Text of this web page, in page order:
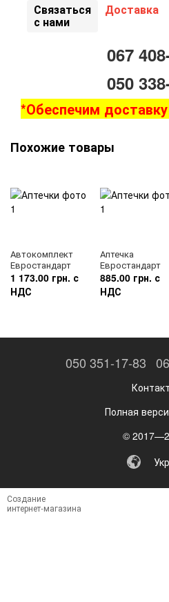
Связаться
с нами
Доставка
067
050
*Обеспечим
Похожие товары
Автокомплект
Евростандарт
1 173.00 грн. с
НДС
Аптечка
Евростандарт
885.00 грн. с
НДС
050 351-17-83
Полная
©
Укр
Создание
интернет-магазина